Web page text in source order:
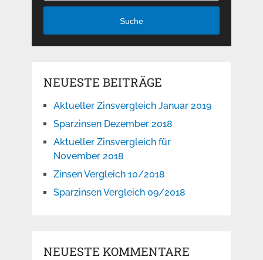
Suche
NEUESTE BEITRÄGE
Aktueller Zinsvergleich Januar 2019
Sparzinsen Dezember 2018
Aktueller Zinsvergleich für
November 2018
Zinsen Vergleich 10/2018
Sparzinsen Vergleich 09/2018
NEUESTE KOMMENTARE